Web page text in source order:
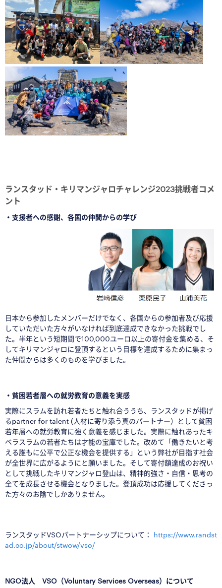
ランスタッド・キリマンジャロチャレンジ2023挑戦者コメ
ント
・支援者への感謝、各国の仲間からの学び
日本から参加したメンバーだけでなく、各国からの参加者及び応援
していただいた方々がいなければ到底達成できなかった挑戦でし
た。半年という短期間で100,000ユーロ以上の寄付金を集める、そ
してキリマンジャロに登頂するという目標を達成するために集まっ
た仲間からは多くのものを学びました。
・貧困若者層への就労教育の意義を実感
実際にスラムを訪れ若者たちと触れ合ううち、ランスタッドが掲げ
るpartner for talent (人材に寄り添う真のパートナー）として貧困
若年層への就労教育に強く意義を感じました。実際に触れあったキ
ベラスラムの若者たちは才能の宝庫でした。改めて「働きたいと考
える誰もに公平で公正な機会を提供する」という弊社が目指す社会
が全世界に広がるようにと願いました。そして寄付額達成のお祝い
として挑戦したキリマンジャロ登山は、精神的強さ・自信・思考の
全てを成長させる機会となりました。登頂成功は応援してくださっ
た方々のお陰でしかありません。
ランスタッドVSOパートナーシップについて：
https://www.randst
ad.co.jp/about/stwow/vso/
NGO法人 VSO（Voluntary Services Overseas）について